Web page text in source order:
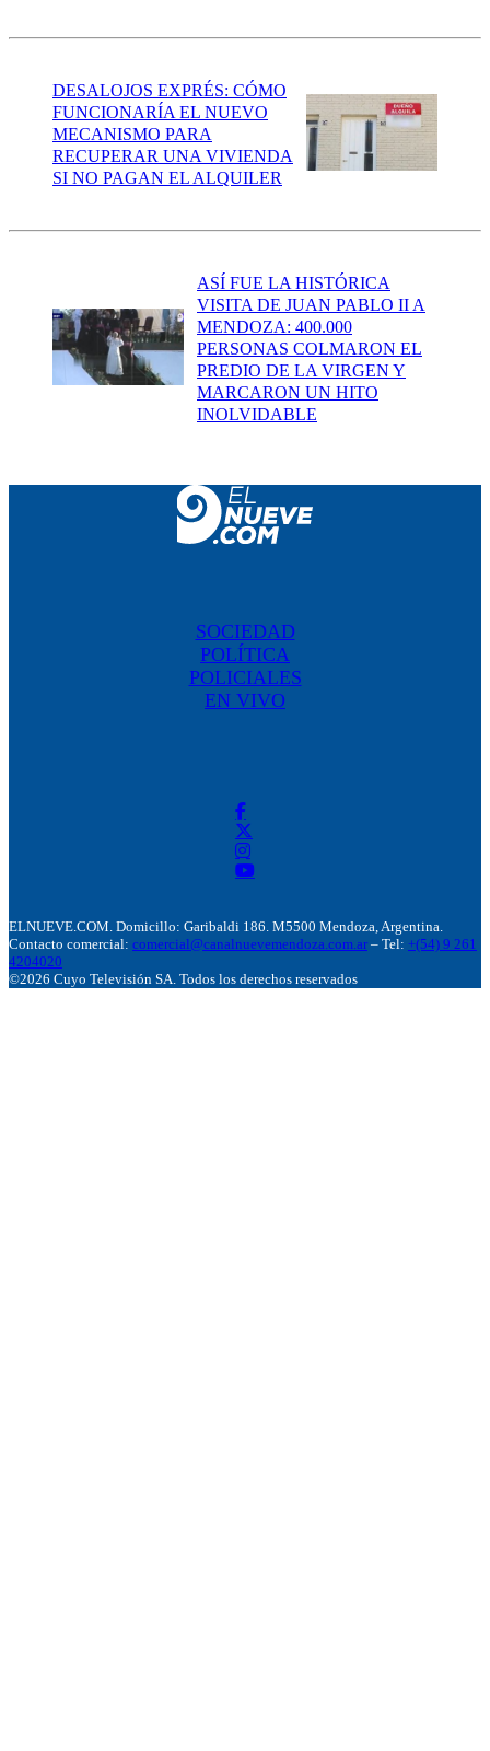
DESALOJOS EXPRÉS: CÓMO
FUNCIONARÍA EL NUEVO
MECANISMO PARA
RECUPERAR UNA VIVIENDA
SI NO PAGAN EL ALQUILER
ASÍ FUE LA HISTÓRICA
VISITA DE JUAN PABLO II A
MENDOZA: 400.000
PERSONAS COLMARON EL
PREDIO DE LA VIRGEN Y
MARCARON UN HITO
INOLVIDABLE
SOCIEDAD
POLÍTICA
POLICIALES
EN VIVO
ELNUEVE.COM. Domicillo: Garibaldi 186. M5500 Mendoza, Argentina.
Contacto comercial: comercial@canalnuevemendoza.com.ar – Tel: +(54) 9 261
4204020
©2026 Cuyo Televisión SA. Todos los derechos reservados